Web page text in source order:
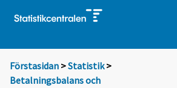
Förstasidan >Statistik >
Betalningsbalans och